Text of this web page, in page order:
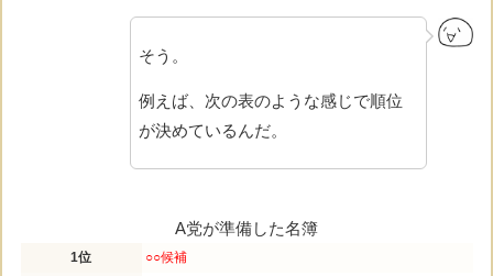
そう。
例えば、次の表のような感じで順位
が決めているんだ。
A党が準備した名簿
1位
○○候補